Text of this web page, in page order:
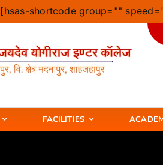
[hsas-shortcode group=""
FACILITIES